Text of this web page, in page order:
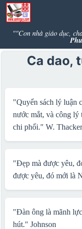
""Con nhà giáo dục,
Ca dao,
"Quyển sách lý luận
nước mắt, và công lý
chi phối." W.
"Đẹp mà được yêu,
được yêu, đó mới là
"Đàn ông là mãnh
hút." Johnson